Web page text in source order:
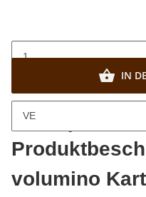
VE
IN
volumino